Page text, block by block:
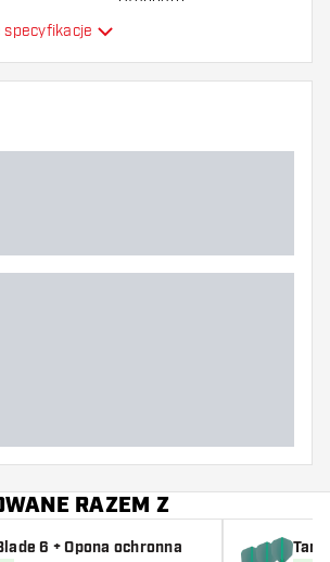
specyfikacje
RAZEM Z
6 + Opona ochronna